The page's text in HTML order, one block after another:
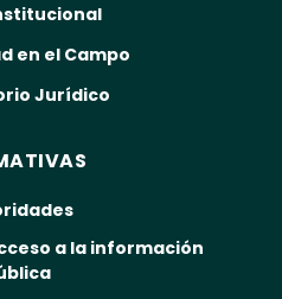
en el Campo
Jurídico
a la información